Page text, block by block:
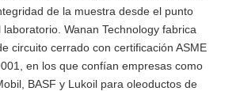
de la muestra desde el punto
Wanan Technology fabrica
circuito cerrado con certificación ASME
en los que confían empresas como
BASF y Lukoil para oleoductos de